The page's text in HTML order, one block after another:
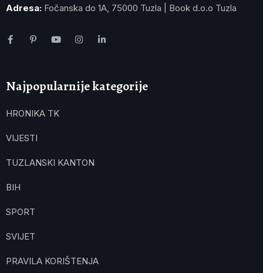
Adresa: Fočanska do 1A, 75000 Tuzla | Book d.o.o Tuzla
Najpopularnije kategorije
HRONIKA TK
VIJESTI
TUZLANSKI KANTON
BIH
SPORT
SVIJET
PRAVILA KORIŠTENJA